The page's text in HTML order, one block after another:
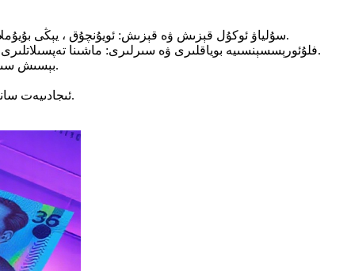
سۇلياۋ ئوكۇل قېزىش ۋە قېزىش: ئويۇنچۇق ، يېڭى بۇيۇملار ، گىرىم بۇيۇملىرى ئورالمىسى ، تەشۋىقات مەھسۇلاتلىرى ، ئەسۋاب تاختىسى ، بىخەتەرلىك زاپچاسلىرى ، بېلىق تۇتۇش قىزىقتۇرۇشى.
فلۇئورېسسېنسىيە بوياقلىرى ۋە سىرلىرى: ماشىنا تەپسىلاتلىرى ، بىخەتەرلىك بەلگىسى ، سەنئەت تام رەسىملىرى ، توقۇمىچىلىق بېسىش ، بېزەك بۇيۇملىرى ، سەھنە تىرەكلىرى ، بىخەتەرلىك بەلگىسى.
بېسىش سىياھلىرى: بىخەتەرلىك بېسىش (ساختا پۇل ياساشقا قارشى تۇرۇش) ، تەشۋىقات ئېلانى ، پائالىيەت بېلىتى ، ئورالما گرافىك ، يېڭى بۇيۇملار.
ئىجادىيەت سانائىتى: سەنئەت ۋە قول ھۈنەر بۇيۇملىرى بۇيۇملىرى ، ئالاھىدە ئۈنۈم گىرىملىرى ، قاراڭغۇ يورۇق ھەيكەللەر ، بايرام قوشۇمچە بۇيۇملىرى.